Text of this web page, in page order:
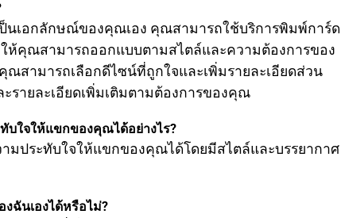
นเอกลักษณ์ของคุณเอง คุณสามารถใช้บริการพิมพ์การ์ด
คุณสามารถออกแบบตามสไตล์และความต้องการของ
ามารถเลือกดีไซน์ที่ถูกใจและเพิ่มรายละเอียดส่วน
รายละเอียดเพิ่มเติมตามต้องการของคุณ
บใจให้แขกของคุณได้อย่างไร?
มประทับใจให้แขกของคุณได้โดยมีสไตล์และบรรยากาศ
ฉันเองได้หรือไม่?